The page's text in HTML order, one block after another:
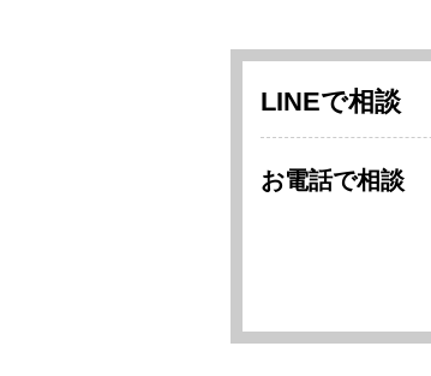
LINEで相談
お電話で相談